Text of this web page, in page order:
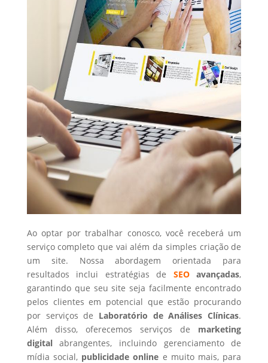
Ao optar por trabalhar conosco, você receberá um
serviço completo que vai além da simples criação de
um site. Nossa abordagem orientada para
resultados inclui estratégias de SEOavançadas,
garantindo que seu site seja facilmente encontrado
pelos clientes em potencial que estão procurando
por serviços de Laboratório de Análises Clínicas.
Além disso, oferecemos serviços de marketing
digitalabrangentes, incluindo gerenciamento de
mídia social, publicidade online e muito mais, para